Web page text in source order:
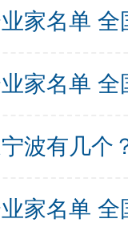
单 全国优秀
全国优秀企业
几个？宁波
单 全国优秀企